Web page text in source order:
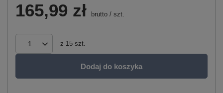
165,99 zł brutto / szt.
z 15 szt.
Dodaj do koszyka